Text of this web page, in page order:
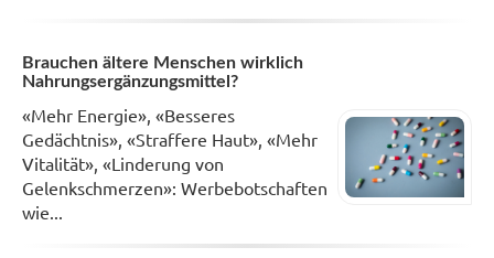
Brauchen ältere Menschen wirklich
Nahrungsergänzungsmittel?
«Mehr Energie», «Besseres
Gedächtnis», «Straffere Haut», «Mehr
Vitalität», «Linderung von
Gelenkschmerzen»: Werbebotschaften
wie...